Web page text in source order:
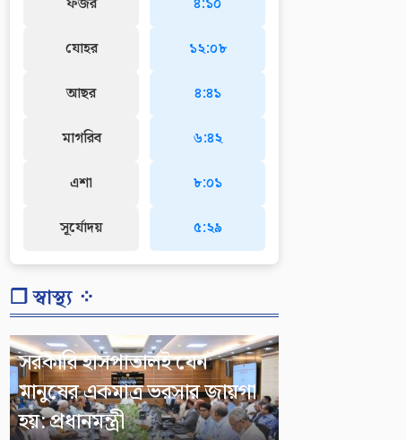
যোহর
আছর
মাগরিব
এশা
সূর্যোদয়
১২:০৮
৪:৪১
৬:৪২
৮:০১
৫:২৯
❐ স্বাস্থ্য ⁘
সরকারি হাসপাতালই যেন
মানুষের একমাত্র ভরসার জায়গা
হয়: প্রধানমন্ত্রী